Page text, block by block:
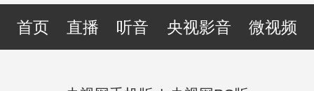
首页 直播 听音 央视影音 微视频